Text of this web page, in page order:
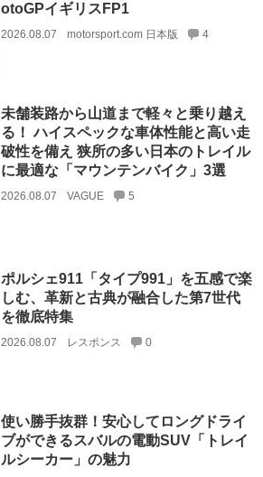
otoGPイギリスFP1
2026.08.07 motorsport.com 日本版 4
未舗装路から山道まで軽々と乗り越え
る！ ハイスペックな車体性能と高い走
破性を備え 狭所の多い日本のトレイル
に最適な「マウンテンバイク」3選
2026.08.07 VAGUE 5
ポルシェ911「タイプ991」を五感で楽
しむ、革新と古典が融合した第7世代
を徹底特集
2026.08.07 レスポンス 0
使い勝手抜群！安心してロングドライ
ブができるスバルの電動SUV「トレイ
ルシーカー」の魅力